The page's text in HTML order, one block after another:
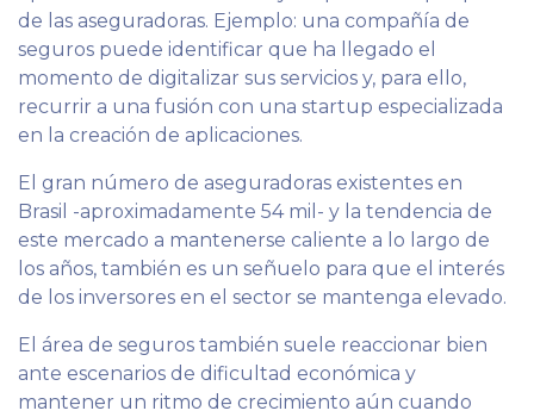
de las aseguradoras. Ejemplo: una compañía de
seguros puede identificar que ha llegado el
momento de digitalizar sus servicios y, para ello,
recurrir a una fusión con una startup especializada
en la creación de aplicaciones.
El gran número de aseguradoras existentes en
Brasil -aproximadamente 54 mil- y la tendencia de
este mercado a mantenerse caliente a lo largo de
los años, también es un señuelo para que el interés
de los inversores en el sector se mantenga elevado.
El área de seguros también suele reaccionar bien
ante escenarios de dificultad económica y
mantener un ritmo de crecimiento aún cuando